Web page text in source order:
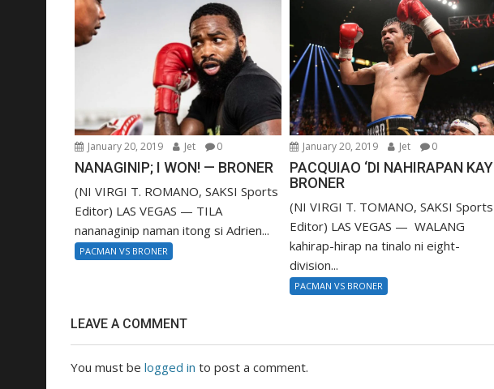
January 20, 2019 Jet 0
NANAGINIP; I WON! — BRONER
(NI VIRGI T. ROMANO, SAKSI Sports
Editor) LAS VEGAS — TILA
nananaginip naman itong si Adrien...
PACMAN VS BRONER
January 20, 2019 Jet 0
PACQUIAO ‘DI NAHIRAPAN KAY
BRONER
(NI VIRGI T. TOMANO, SAKSI Sports
Editor) LAS VEGAS — WALANG
kahirap-hirap na tinalo ni eight-
division...
PACMAN VS BRONER
LEAVE A COMMENT
You must be logged in to post a comment.